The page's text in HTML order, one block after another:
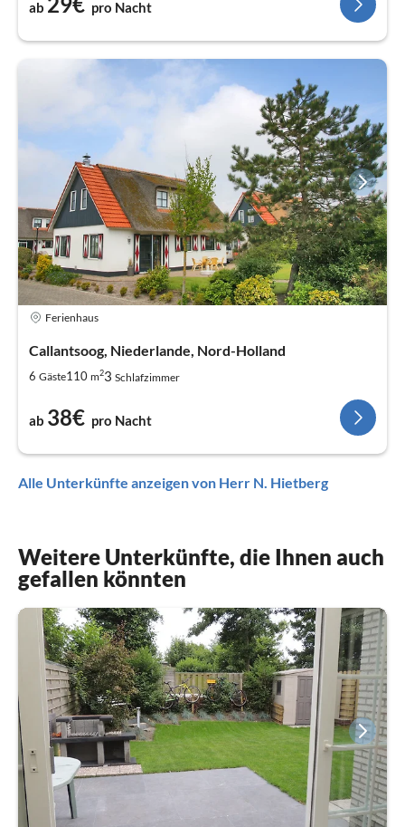
ab pro Nacht
Ferienhaus
Callantsoog, Niederlande, Nord-Holland
6 Gäste110 m23 Schlafzimmer
ab 38€ pro Nacht
Alle Unterkünfte anzeigen von Herr N. Hietberg
Weitere Unterkünfte, die Ihnen auch
gefallen könnten